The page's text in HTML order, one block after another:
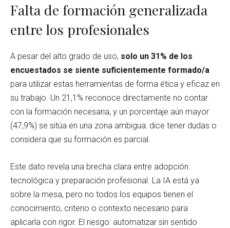
Falta de formación generalizada
entre los profesionales
A pesar del alto grado de uso, solo un 31% de los
encuestados se siente suficientemente formado/a
para utilizar estas herramientas de forma ética y eficaz en
su trabajo. Un 21,1% reconoce directamente no contar
con la formación necesaria, y un porcentaje aún mayor
(47,9%) se sitúa en una zona ambigua: dice tener dudas o
considera que su formación es parcial.
Este dato revela una brecha clara entre adopción
tecnológica y preparación profesional. La IA está ya
sobre la mesa, pero no todos los equipos tienen el
conocimiento, criterio o contexto necesario para
aplicarla con rigor. El riesgo: automatizar sin sentido